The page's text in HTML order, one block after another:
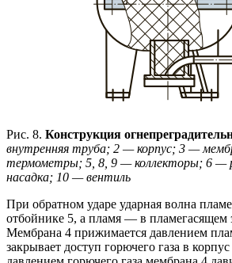
Рис. 8. Конструкция
внутренняя труба; 2 — корпус; 3 —
термометры; 5, 8, 9 — коллекторы; 6 —
насадка; 10 — вентиль
При обратном ударе ударная волна
отбойнике 5, а пламя — в пламегасящем
Мембрана 4 прижимается давлением
закрывает доступ горючего газа в